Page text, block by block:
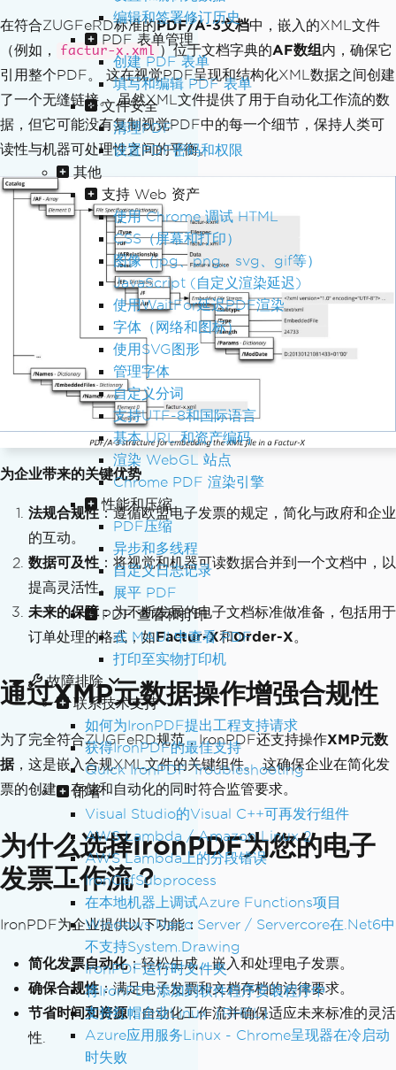
编辑和签署修订历史
PDF 表单管理
创建 PDF 表单
填写和编辑 PDF 表单
文件安全
清理PDF
设置PDF密码和权限
其他
支持 Web 资产
使用 Chrome 调试 HTML
CSS（屏幕和打印）
图像（jpg、png、svg、gif等）
JavaScript (自定义渲染延迟)
使用WaitFor延迟PDF渲染
字体（网络和图标）
使用SVG图形
管理字体
自定义分词
支持UTF-8和国际语言
基本 URL 和资产编码
渲染 WebGL 站点
Chrome PDF 渲染引擎
性能和压缩
PDF压缩
异步和多线程
自定义日志记录
展平 PDF
PDF 查看和打印
在 MAUI 中查看 PDF
打印至实物打印机
故障排除
联系技术支持
如何为IronPDF提出工程支持请求
获得IronPDF的最佳支持
Quick IronPDF Troubleshooting
部署
Visual Studio的Visual C++可再发行组件
AWS Lambda / Amazon Linux 2
AWS Lambda上的分段错误
IronCefSubprocess
在本地机器上调试Azure Functions项目
Windows Nano Server / Servercore在.Net6中
不支持System.Drawing
IronPDF运行时文件夹
将IronPDF添加到软件程序安装程序中
支持红帽企业Linux（RHEL）
Azure应用服务Linux - Chrome呈现器在冷启动
时失败
在符合ZUGFeRD标准的PDF/A-3文档中，嵌入的XML文件
（例如，
factur-x.xml ）位于文档字典的AF数组 内，确保它
引用整个PDF。 这在视觉PDF呈现和结构化XML数据之间创建
了一个无缝链接。 虽然XML文件提供了用于自动化工作流的数
据，但它可能没有复制视觉PDF中的每一个细节，保持人类可
读性与机器可处理性之间的平衡。
为企业带来的关键优势
法规合规性 ：遵循欧盟电子发票的规定，简化与政府和企业
的互动。
数据可及性 ：将视觉和机器可读数据合并到一个文档中，以
提高灵活性。
未来的保障：为不断发展的电子文档标准做准备，包括用于
订单处理的格式，如Factur-X和Order-X。
通过XMP元数据操作增强合规性
为了完全符合ZUGFeRD规范，IronPDF还支持操作XMP元数
据，这是嵌入合规XML文件的关键组件。 这确保企业在简化发
票的创建、存储和自动化的同时符合监管要求。
为什么选择IronPDF为您的电子
发票工作流？
IronPDF为企业提供以下功能：
简化发票自动化：轻松生成、嵌入和处理电子发票。
确保合规性：满足电子发票和文档存档的法律要求。
节省时间和资源：自动化工作流并确保适应未来标准的灵活
性.